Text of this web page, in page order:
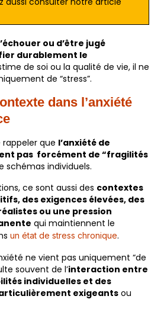
ou d’être jugé
durablement le
de soi ou la qualité de vie, il ne
de “stress”.
dans l’anxiété
que l’anxiété de
pas forcément de “fragilités
schémas individuels.
ce sont aussi des contextes
des exigences élevées, des
ou une pression
qui maintiennent le
un état de stress chronique.
ne vient pas uniquement “de
souvent de l’interaction entre
individuelles et des
exigeantsou